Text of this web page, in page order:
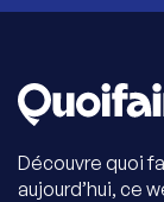
Découvre quoi
aujourd’hui, ce